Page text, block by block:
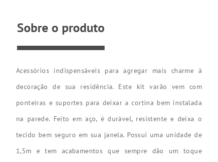
Sobre o produto
Acessórios indispensáveis para agregar mais charme à
decoração de sua residência. Este kit varão vem com
ponteiras e suportes para deixar a cortina bem instalada
na parede. Feito em aço, é durável, resistente e deixa o
tecido bem seguro em sua janela. Possui uma unidade de
1,5m e tem acabamentos que sempre dão um toque